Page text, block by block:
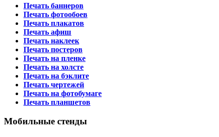
Печать баннеров
Печать фотообоев
Печать плакатов
Печать афиш
Печать наклеек
Печать постеров
Печать на пленке
Печать на холсте
Печать на бэклите
Печать чертежей
Печать на фотобумаге
Печать планшетов
Мобильные стенды